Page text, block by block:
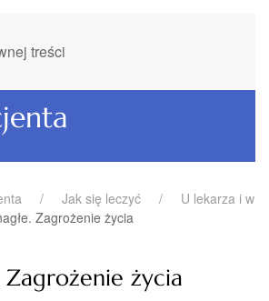
treści
Jak się leczyć
U lekarza i w
Zagrożenie życia
Zagrożenie życia